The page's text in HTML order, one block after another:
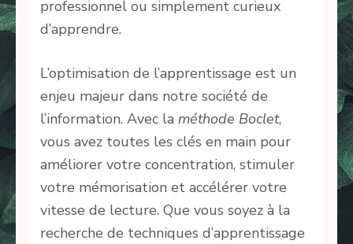
professionnel ou simplement curieux
d’apprendre.
L’optimisation de l’apprentissage est un
enjeu majeur dans notre société de
l’information. Avec la méthode Boclet,
vous avez toutes les clés en main pour
améliorer votre concentration, stimuler
votre mémorisation et accélérer votre
vitesse de lecture. Que vous soyez à la
recherche de techniques d’apprentissage